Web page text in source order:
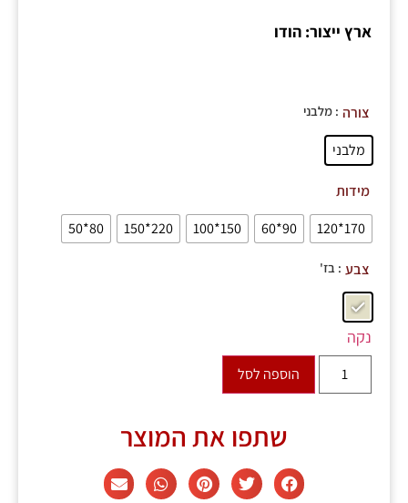
ארץ ייצור: הודו
צורה : מלבני
מלבני
מידות
170*120
90*60
150*100
220*150
80*50
צבע : בז'
נקה
הוספה לסל
שתפו את המוצר